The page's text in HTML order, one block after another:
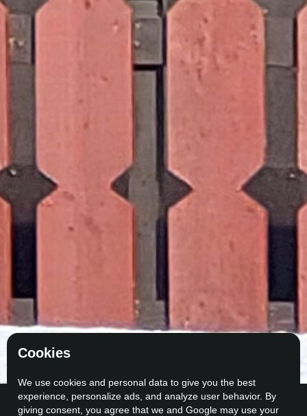
Cookies
We use cookies and personal data to give you the best
experience, personalize ads, and analyze user behavior. By
giving consent, you agree that we and Google may use your